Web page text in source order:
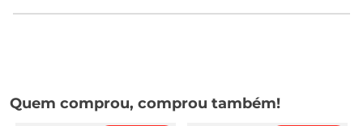
Quem comprou, comprou também!